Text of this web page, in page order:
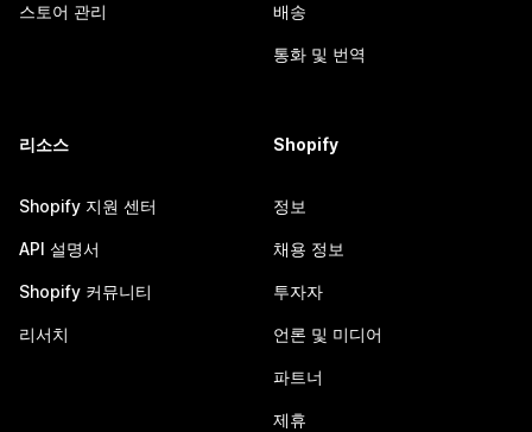
스토어 관리 배송
통화 및 번역
리소스
Shopify 지원 센터
API 설명서
Shopify 커뮤니티
리서치
Shopify
정보
채용 정보
투자자
언론 및 미디어
파트너
제휴